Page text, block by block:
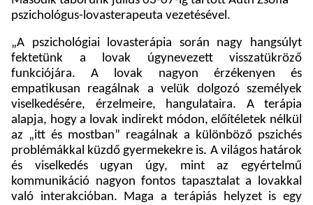
pszichológus-lovasterapeuta vezetésével.
„A pszichológiai lovasterápia során nagy hangsúlyt
fektetünk a lovak úgynevezett visszatükröző
funkciójára. A lovak nagyon érzékenyen és
empatikusan reagálnak a velük dolgozó személyek
viselkedésére, érzelmeire, hangulataira. A terápia
alapja, hogy a lovak indirekt módon, előítéletek nélkül
az „itt és mostban” reagálnak a különböző pszichés
problémákkal küzdő gyermekekre is. A világos határok
és viselkedés ugyan úgy, mint az egyértelmű
kommunikáció nagyon fontos tapasztalat a lovakkal
való interakcióban. Maga a terápiás helyzet is egy